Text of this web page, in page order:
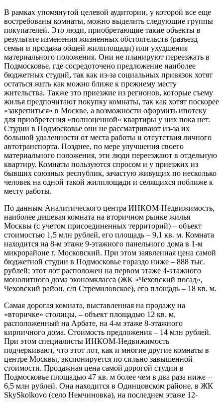
В рамках упомянутой целевой аудитории, у которой все еще
востребованы комнаты, можно выделить следующие группы
покупателей. Это люди, приобретающие такие объекты в
результате изменения жизненных обстоятельств (разъезд
семьи и продажа общей жилплощади) или ухудшения
материального положения. Они не планируют переезжать в
Подмосковье, где сосредоточено предложение наиболее
бюджетных студий, так как из-за социальных привязок хотят
остаться жить как можно ближе к прежнему месту
жительства. Также это приезжие из регионов, которые съему
жилья предпочитают покупку комнаты, так как хотят поскорее
«закрепиться» в Москве, а возможности оформить ипотеку
для приобретения «полноценной» квартиры у них пока нет.
Студии в Подмосковье они не рассматривают из-за их
большой удаленности от места работы и отсутствия личного
автотранспорта. Позднее, по мере улучшения своего
материального положения, эти люди переезжают в отдельную
квартиру. Комнаты пользуются спросом и у приезжих из
бывших союзных республик, зачастую живущих по несколько
человек на одной такой жилплощади и селящихся поближе к
месту работы.
По данным Аналитического центра ИНКОМ-Недвижимость,
наиболее дешевая комната на вторичном рынке жилья
Москвы (с учетом присоединенных территорий) – объект
стоимостью 1,5 млн рублей, его площадь – 9,1 кв. м. Комната
находится на 8-м этаже 9-этажного панельного дома в 1-м
микрорайоне г. Московский. При этом заявленная цена самой
бюджетной студии в Подмосковье гораздо ниже – 888 тыс.
рублей; этот лот расположен на первом этаже 4-этажного
монолитного дома экономкласса (ЖК «Чеховский посад»,
Чеховский район, с/п Стремиловское), его площадь – 18 кв. м.
Самая дорогая комната, выставленная на продажу на
«вторичке» столицы, – объект площадью 12 кв. м,
расположенный на Арбате, на 4-м этаже 8-этажного
кирпичного дома. Стоимость предложения – 14 млн рублей.
При этом специалисты ИНКОМ-Недвижимость
подчеркивают, что этот лот, как и многие другие комнаты в
центре Москвы, экспонируется по сильно завышенной
стоимости. Продажная цена самой дорогой студии в
Подмосковье площадью 47 кв. м более чем в два раза ниже –
6,5 млн рублей. Она находится в Одинцовском районе, в ЖК
SkySkolkovo (село Немчиновка), на последнем этаже 12-